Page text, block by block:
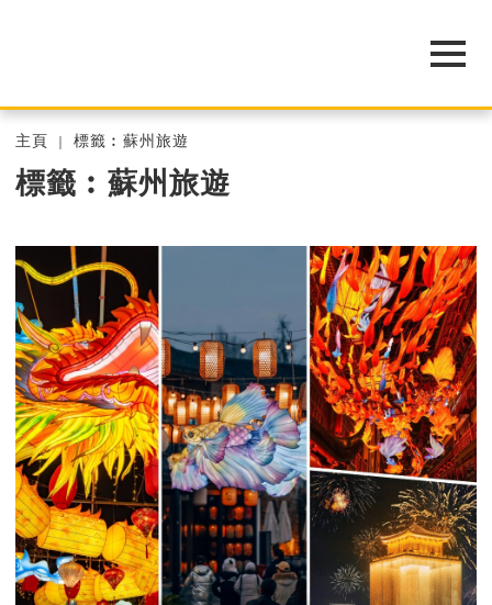
主頁 標籤︰蘇州旅遊
標籤︰蘇州旅遊